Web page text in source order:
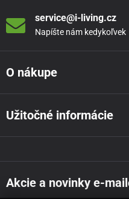
service@i-living.cz
Napíšte nám kedykoľvek
O nákupe
Užitočné informácie
Akcie a novinky e-